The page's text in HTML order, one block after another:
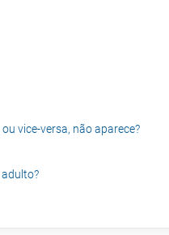
vice-versa, não aparece?